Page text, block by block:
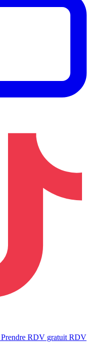
Prendre RDV gratuit RDV